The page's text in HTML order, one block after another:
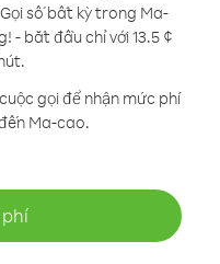
Gọi số bất kỳ trong Ma-
- bắt đầu chỉ với 13.5 ¢
gọi để nhận mức phí
Ma-cao.